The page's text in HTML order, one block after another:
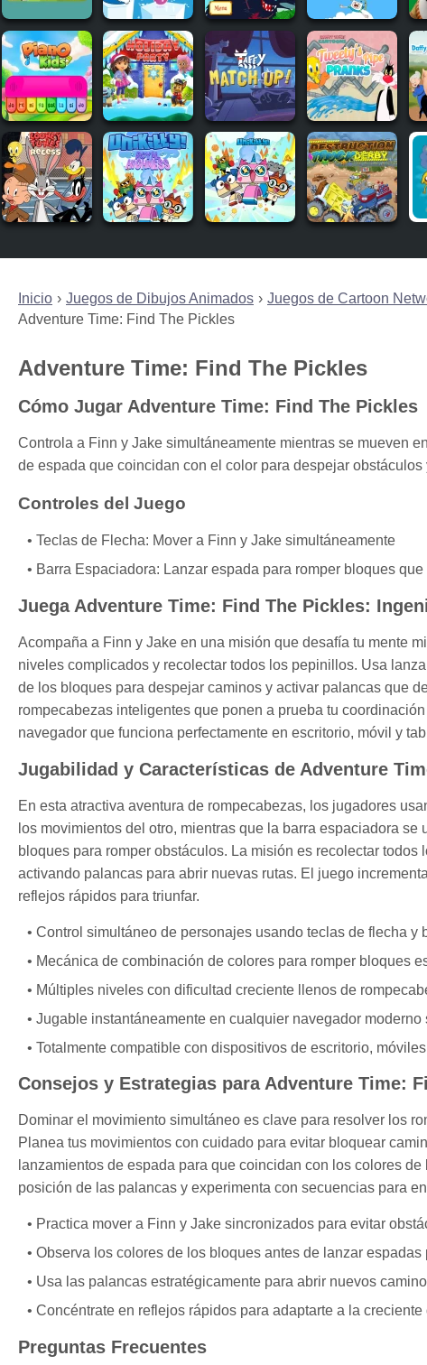
Inicio Juegos de Dibujos Animados Juegos de Cartoon
Adventure Time: Find The Pickles
Adventure Time: Find The Pickles
Cómo Jugar Adventure Time: Find The Pickles
Controla a Finn y Jake simultáneamente mientras se mueven
de espada que coincidan con el color para despejar
Controles del Juego
Teclas de Flecha: Mover a Finn y Jake simultáneamente
Barra Espaciadora: Lanzar espada para romper bloques
Juega Adventure Time: Find The Pickles:
Acompaña a Finn y Jake en una misión que desafía tu mente
niveles complicados y recolectar todos los pepinillos. Usa
de los bloques para despejar caminos y activar palancas que
rompecabezas inteligentes que ponen a prueba tu
navegador que funciona perfectamente en escritorio, móvil y
Jugabilidad y Características de Adventure
En esta atractiva aventura de rompecabezas, los jugadores
los movimientos del otro, mientras que la barra espaciadora
bloques para romper obstáculos. La misión es recolectar
activando palancas para abrir nuevas rutas. El juego
reflejos rápidos para triunfar.
Control simultáneo de personajes usando teclas de flecha y
Mecánica de combinación de colores para romper bloques
Múltiples niveles con dificultad creciente llenos de
Jugable instantáneamente en cualquier navegador
Totalmente compatible con dispositivos de escritorio,
Consejos y Estrategias para Adventure Time:
Dominar el movimiento simultáneo es clave para resolver los
Planea tus movimientos con cuidado para evitar bloquear
lanzamientos de espada para que coincidan con los colores
posición de las palancas y experimenta con secuencias para
Practica mover a Finn y Jake sincronizados para evitar
Observa los colores de los bloques antes de lanzar espadas
Usa las palancas estratégicamente para abrir nuevos
Concéntrate en reflejos rápidos para adaptarte a la
Preguntas Frecuentes